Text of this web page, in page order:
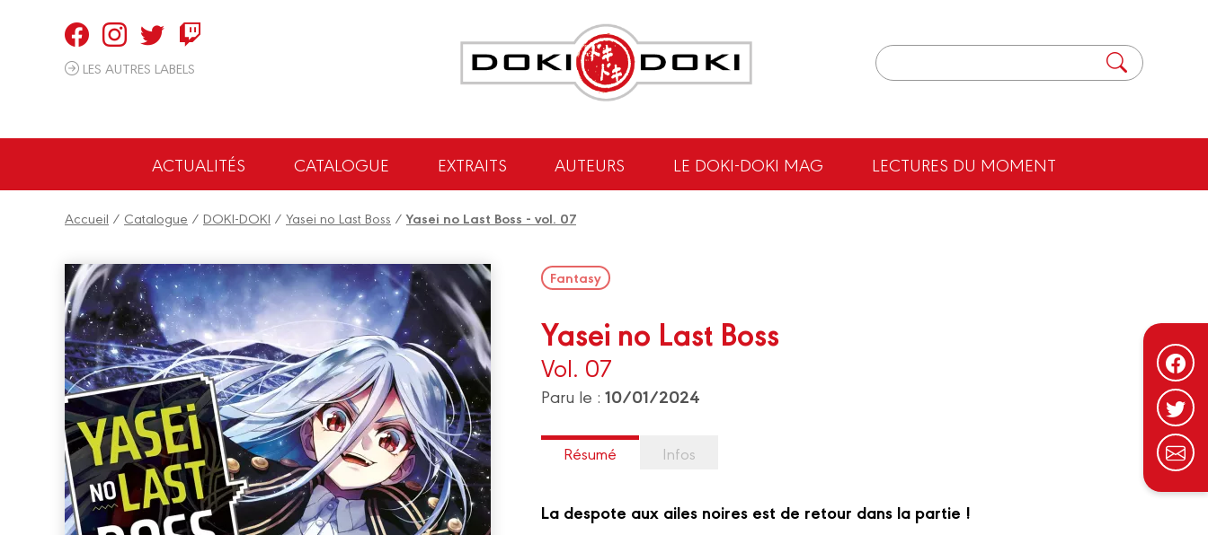
LES AUTRES LABELS
ACTUALITÉS CATALOGUE EXTRAITS AUTEURS LE DOKI-DOKI MAG LECTURES DU MOMENT
Accueil / Catalogue / DOKI-DOKI / Yasei no Last Boss /Yasei no Last Boss - vol. 07
Fantasy
Yasei no Last Boss
Vol. 07
Paru le : 10/01/2024
Résumé Infos
La despote aux ailes noires est de retour dans la partie !